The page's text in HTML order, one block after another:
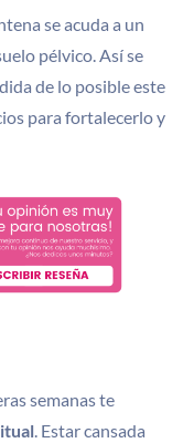
se acuda a un
pélvico. Así se
de lo posible este
para fortalecerlo y
semanas te
. Estar cansada